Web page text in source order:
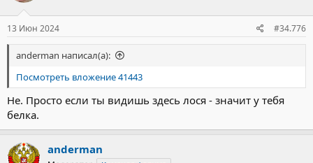
:
13 Июн 2024 #34.776
anderman написал(а):
Посмотреть вложение 41443
Не. Просто если ты видишь здесь лося - значит у тебя
белка.
anderman